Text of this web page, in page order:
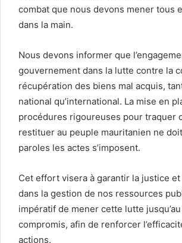
combat que nous devons mener tous
dans la main.
Nous devons informer que
gouvernement dans la lutte contre la
récupération des biens mal acquis,
national qu’international. La mise en
procédures rigoureuses pour traquer
restituer au peuple mauritanien ne
paroles les actes s’imposent.
Cet effort visera à garantir la justice
dans la gestion de nos ressources
impératif de mener cette lutte
compromis, afin de renforcer
actions.